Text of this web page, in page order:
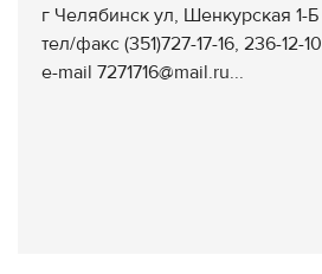
г Челябинск ул, Шенкурская 1-Б
тел/факс (351)727-17-16, 236-12-10
e-mail 7271716@mail.ru...